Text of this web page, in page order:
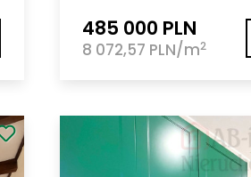
485 000 PLN
8 072,57 PLN/m2